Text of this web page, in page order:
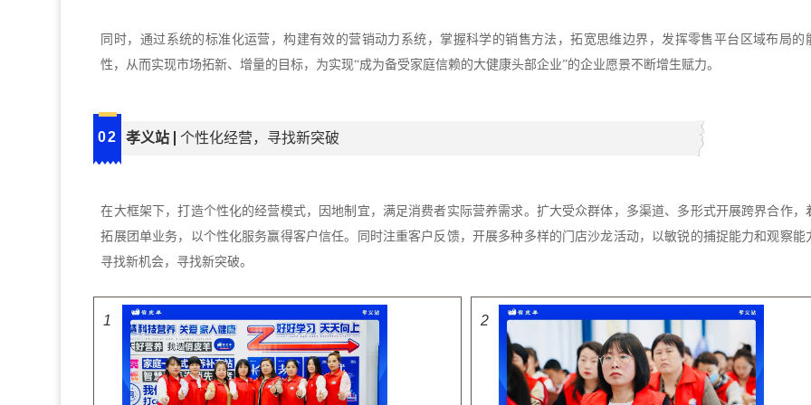
同时，通过系统的标准化运营，构建有效的营销动力系统，掌握科学的销售方法，拓宽思维边界，发挥零售平台区域布局的
性，从而实现市场拓新、增量的目标，为实现“成为备受家庭信赖的大健康头部企业”的企业愿景不断增生赋力。
02 孝义站 个性化经营，寻找新突破
在大框架下，打造个性化的经营模式，因地制宜，满足消费者实际营养需求。扩大受众群体， 多渠道、多形式开展跨界合作，
拓展团单业务，以个性化服务赢得客户信任。同时注重客户反馈，开展多种多样的门店沙龙活动，以敏锐的捕捉能力和观察能
寻找新机会，寻找新突破。
1 2